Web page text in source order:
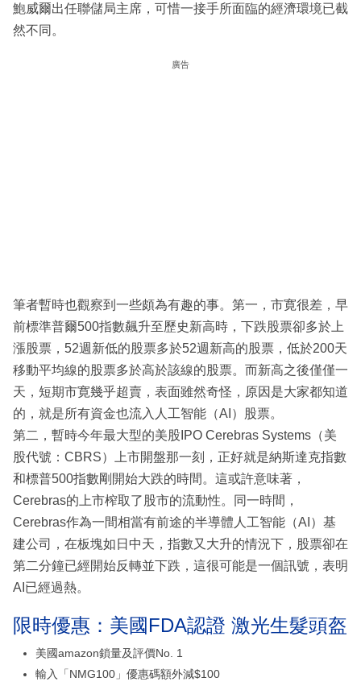
鮑威爾出任聯儲局主席，可惜一接手所面臨的經濟環境已截
然不同。
廣告
筆者暫時也觀察到一些頗為有趣的事。第一，市寛很差，早
前標準普爾500指數飆升至歷史新高時，下跌股票卻多於上
漲股票，52週新低的股票多於52週新高的股票，低於200天
移動平均線的股票多於高於該線的股票。而新高之後僅僅一
天，短期市寛幾乎超賣，表面雖然奇怪，原因是大家都知道
的，就是所有資金也流入人工智能（AI）股票。
第二，暫時今年最大型的美股IPO Cerebras Systems（美
股代號：CBRS）上市開盤那一刻，正好就是納斯達克指數
和標普500指數剛開始大跌的時間。這或許意味著，
Cerebras的上市榨取了股市的流動性。同一時間，
Cerebras作為一間相當有前途的半導體人工智能（AI）基
建公司，在板塊如日中天，指數又大升的情況下，股票卻在
第二分鐘已經開始反轉並下跌，這很可能是一個訊號，表明
AI已經過熱。
限時優惠：美國FDA認證 激光生髮頭盔
美國amazon鎖量及評價No. 1
輸入「NMG100」優惠碼額外減$100